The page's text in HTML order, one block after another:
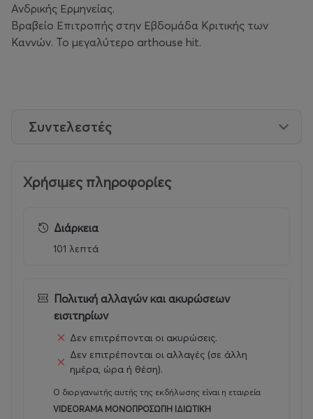
Ανδρικής Ερμηνείας.
Βραβείο Επιτροπής στην Εβδομάδα Κριτικής των
Καννών. Το μεγαλύτερο arthouse hit.
Συντελεστές
Χρήσιμες πληροφορίες
Διάρκεια
101 λεπτά
Πολιτική αλλαγών και ακυρώσεων
εισιτηρίων
Δεν επιτρέπονται οι ακυρώσεις.
Δεν επιτρέπονται οι αλλαγές (σε άλλη
ημέρα, ώρα ή θέση).
Ο διοργανωτής αυτής της εκδήλωσης είναι η εταιρεία
VIDEORAMA ΜΟΝΟΠΡΟΣΩΠΗ ΙΔΙΩΤΙΚΗ